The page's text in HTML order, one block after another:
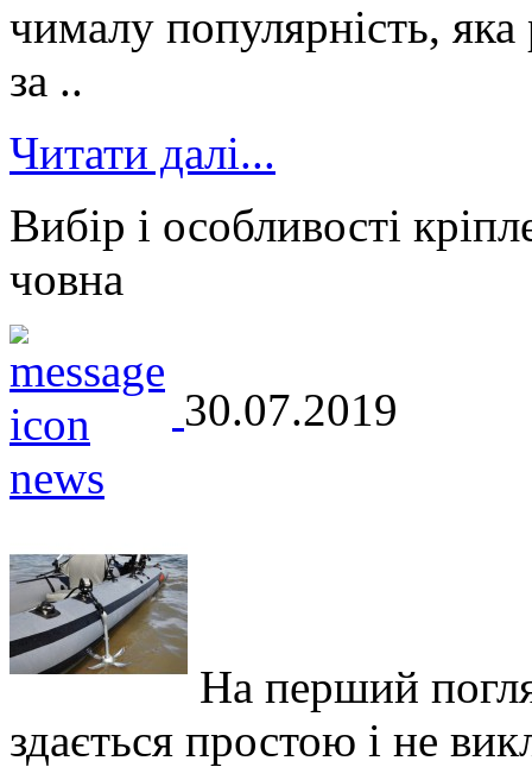
чималу популярність, яка
за ..
Читати далі...
Вибір і особливості
човна
30.07.2019
На перший
здається простою і не